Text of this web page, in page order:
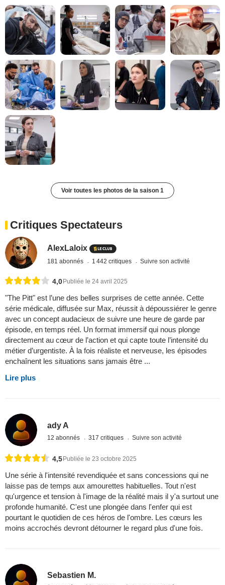
Voir toutes les photos de la saison 1
Critiques Spectateurs
AlexLaloix
181 abonnés 1 442 critiques Suivre son activité
4,0 Publiée le 24 avril 2025
"The Pitt" est l’une des belles surprises de cette année. Cette
série médicale, diffusée sur Max, réussit à dépoussiérer le genre
avec un concept audacieux de suivre une heure de garde par
épisode, en temps réel. Un format immersif qui nous plonge
directement au cœur de l’action et qui capte toute l’intensité du
métier d’urgentiste. À la fois réaliste et nerveuse, les épisodes
enchaînent les situations sans jamais être ...
Lire plus
ady A
12 abonnés 317 critiques Suivre son activité
4,5Publiée le 23 octobre 2025
Une série à l'intensité revendiquée et sans concessions qui ne
laisse pas de temps aux amourettes habituelles. Tout n'est
qu'urgence et tension à l'image de la réalité mais il y'a surtout une
profonde humanité. C'est une plongée dans l'enfer qui est
pourtant le quotidien de ces héros de l'ombre. Les cœurs les
moins accrochés devront détourner le regard plus d'une fois.
Sebastien M.